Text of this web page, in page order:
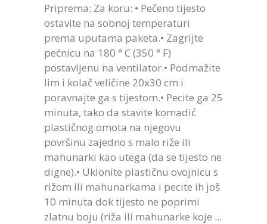
Priprema: Za koru: • Pečeno tijesto
ostavite na sobnoj temperaturi
prema uputama paketa.• Zagrijte
pećnicu na 180 ° C (350 ° F)
postavljenu na ventilator.• Podmažite
lim i kolač veličine 20x30 cm i
poravnajte ga s tijestom.• Pecite ga 25
minuta, tako da stavite komadić
plastičnog omota na njegovu
površinu zajedno s malo riže ili
mahunarki kao utega (da se tijesto ne
digne).• Uklonite plastičnu ovojnicu s
rižom ili mahunarkama i pecite ih još
10 minuta dok tijesto ne poprimi
zlatnu boju (riža ili mahunarke koje